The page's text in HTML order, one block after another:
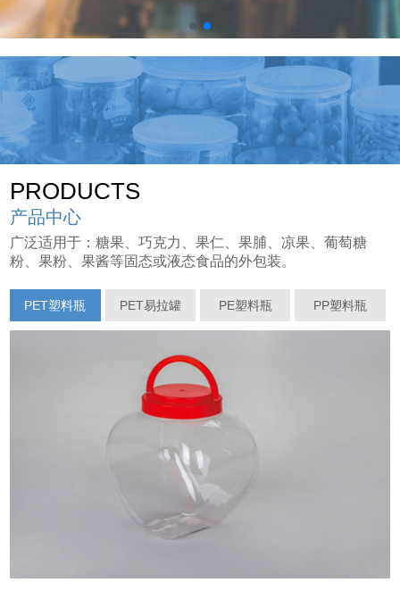
PRODUCTS
产品中心
广泛适用于：糖果、巧克力、果仁、果脯、凉果、葡萄糖
粉、果粉、果酱等固态或液态食品的外包装。
PET塑料瓶 PET易拉罐 PE塑料瓶 PP塑料瓶